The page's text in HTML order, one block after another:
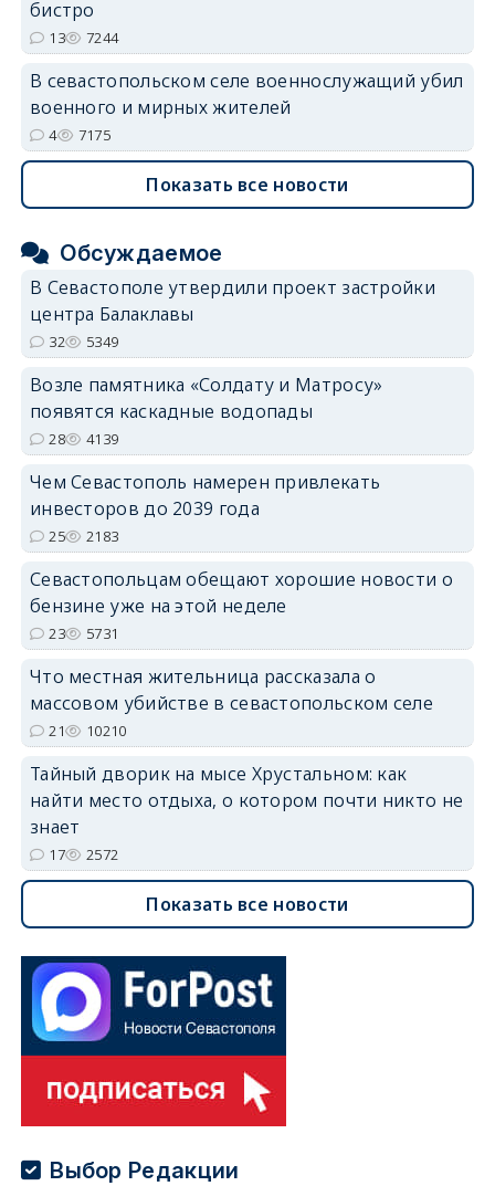
бистро
13 7244
В севастопольском селе военнослужащий убил
военного и мирных жителей
4 7175
Показать все новости
Обсуждаемое
В Севастополе утвердили проект застройки
центра Балаклавы
32 5349
Возле памятника «Солдату и Матросу»
появятся каскадные водопады
28 4139
Чем Севастополь намерен привлекать
инвесторов до 2039 года
25 2183
Севастопольцам обещают хорошие новости о
бензине уже на этой неделе
23 5731
Что местная жительница рассказала о
массовом убийстве в севастопольском селе
21 10210
Тайный дворик на мысе Хрустальном: как
найти место отдыха, о котором почти никто не
знает
17 2572
Показать все новости
Выбор Редакции